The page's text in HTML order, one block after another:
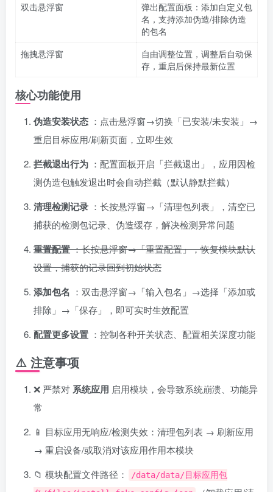
双击悬浮窗
弹出配置面板：添加自定义包
名，支持添加伪造/排除伪造
的包名
拖拽悬浮窗
自由调整位置，调整后自动保
存，重启后保持最新位置
核心功能使用
伪造安装状态 ：点击悬浮窗→切换「已安装/未安装」→
重启目标应用/刷新页面，立即生效
拦截退出行为 ：配置面板开启「拦截退出」，应用因检
测伪造包触发退出时会自动拦截（默认静默拦截）
清理检测记录 ：长按悬浮窗→「清理包列表」，清空已
捕获的检测包记录、伪造缓存，解决检测异常问题
重置配置：长按悬浮窗→「重置配置」，恢复模块默认
设置，捕获的记录回到初始状态
添加包名 ：双击悬浮窗→「输入包名」→选择「添加或
排除」→「保存」，即可实时生效配置
配置更多设置 ：控制各种开关状态、配置相关深度功能
⚠️ 注意事项
❌ 严禁对系统应用 启用模块，会导致系统崩溃、功能异
常
📱 目标应用无响应/检测失效：清理包列表 → 刷新应用
→ 重启设备/或取消对该应用作用本模块
📁 模块配置文件路径：
/data/data/目标应用包